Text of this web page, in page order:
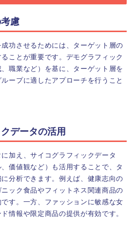
慮
功させるためには、ターゲット層の
ことが重要です。デモグラフィック
職業など）を基に、ターゲット層を
ープに適したアプローチを行うこと
データの活用
加え、サイコグラフィックデータ
、価値観など）も活用することで、タ
分析できます。例えば、健康志向の
ック食品やフィットネス関連商品の
す。一方、ファッションに敏感な女
情報や限定商品の提供が有効です。